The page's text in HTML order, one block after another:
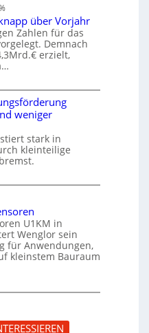
über Vorjahr
Zahlen für das
Demnach
erzielt,
weniger
stark in
kleinteilige
U1KM in
Wenglor sein
für Anwendungen,
kleinstem Bauraum